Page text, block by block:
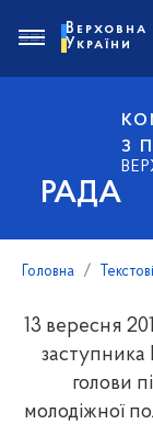
РАДА
З
Верховна
України
Головна
13 вересня
заступника
голови
молодіжної